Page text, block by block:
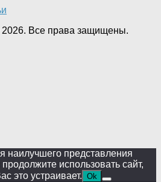
Все права защищены.
наилучшего представления
использовать сайт,
это устраивает. Ok